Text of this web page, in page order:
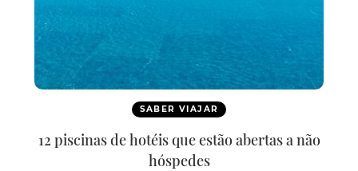
SABER VIAJAR
12 piscinas de hotéis que estão abertas a não
hóspedes